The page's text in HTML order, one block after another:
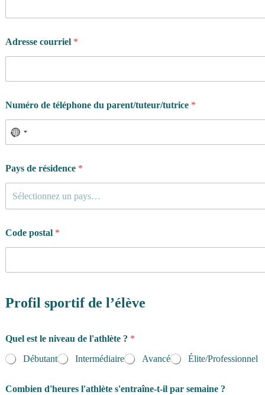
Adresse courriel *
Numéro de téléphone du parent/tuteur/tutrice *
Pays de résidence *
Sélectionnez un pays…
Code postal *
Profil sportif de l’élève
Quel est le niveau de l'athlète ? *
Débutant
Intermédiaire Avancé Élite/Professionnel
Combien d'heures l'athlète s'entraîne-t-il par semaine ?